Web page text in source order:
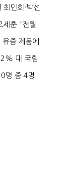
민희·박선
세훈 "전월
증 제동에
대 국힘
명 중 4명